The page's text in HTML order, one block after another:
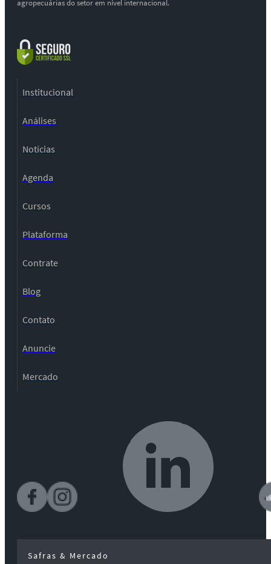
agropecuárias do setor em nível internacional.
Institucional
Análises
Notícias
Agenda
Cursos
Plataforma
Contrate
Blog
Contato
Anuncie
Mercado
Safras & Mercado